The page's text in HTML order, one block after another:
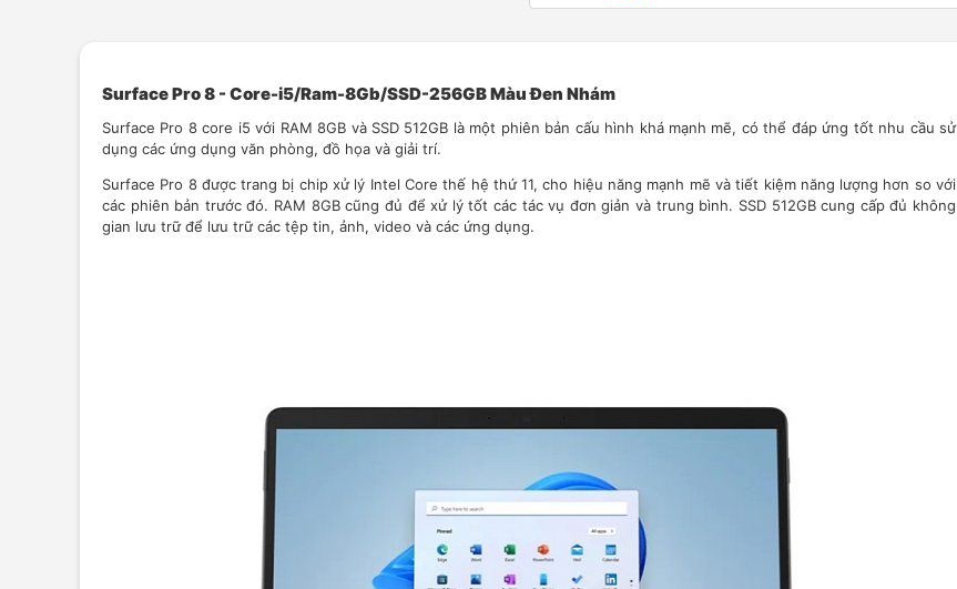
Surface Pro 8 - Core-i5/Ram-8Gb/SSD-256GB Màu Đen Nhám
Surface Pro 8 core i5 với RAM 8GB và SSD 512GB là một phiên bản cấu hình khá mạnh mẽ, có thể đáp ứng tốt nhu cầu sử
dụng các ứng dụng văn phòng, đồ họa và giải trí.
Surface Pro 8 được trang bị chip xử lý Intel Core thế hệ thứ 11, cho hiệu năng mạnh mẽ và tiết kiệm năng lượng hơn so với
các phiên bản trước đó. RAM 8GB cũng đủ để xử lý tốt các tác vụ đơn giản và trung bình. SSD 512GB cung cấp đủ không
gian lưu trữ để lưu trữ các tệp tin, ảnh, video và các ứng dụng.